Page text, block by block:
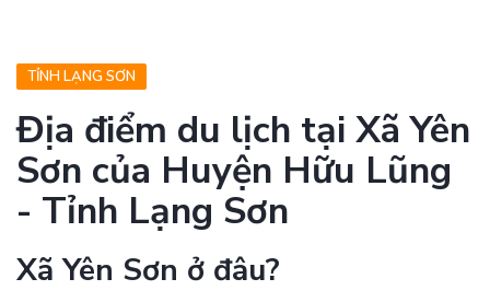
TỈNH LẠNG SƠN
Địa điểm du lịch tại Xã Yên
Sơn của Huyện Hữu Lũng
- Tỉnh Lạng Sơn
Xã Yên Sơn ở đâu?